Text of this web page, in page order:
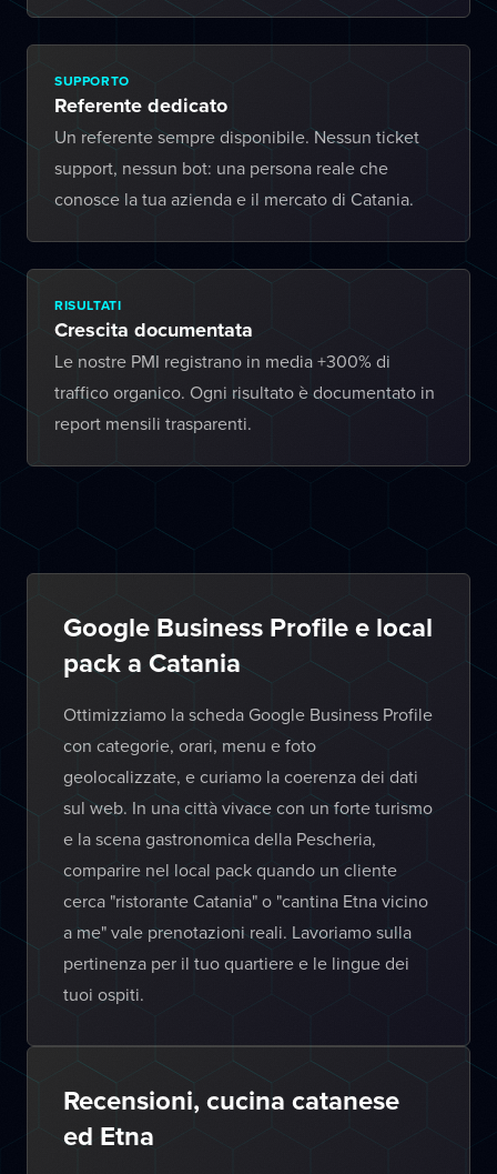
SUPPORTO
Referente dedicato
Un referente sempre disponibile. Nessun ticket
support, nessun bot: una persona reale che
conosce la tua azienda e il mercato di Catania.
RISULTATI
Crescita documentata
Le nostre PMI registrano in media +300% di
traffico organico. Ogni risultato è documentato in
report mensili trasparenti.
Google Business Profile e local
pack a Catania
Ottimizziamo la scheda Google Business Profile
con categorie, orari, menu e foto
geolocalizzate, e curiamo la coerenza dei dati
sul web. In una città vivace con un forte turismo
e la scena gastronomica della Pescheria,
comparire nel local pack quando un cliente
cerca "ristorante Catania" o "cantina Etna vicino
a me" vale prenotazioni reali. Lavoriamo sulla
pertinenza per il tuo quartiere e le lingue dei
tuoi ospiti.
Recensioni, cucina catanese
ed Etna